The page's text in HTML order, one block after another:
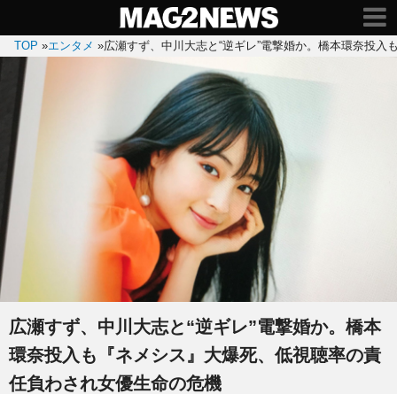
TOP »エンタメ »広瀬すず、中川大志と“逆ギレ”電撃婚か。橋本環奈投
広瀬すず、中川大志と“逆ギレ”電撃婚か。橋本
環奈投入も『ネメシス』大爆死、低視聴率の責
任負わされ女優生命の危機